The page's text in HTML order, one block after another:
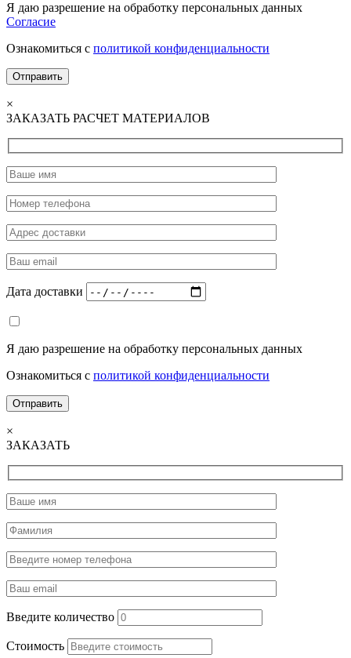
Я даю разрешение на обработку персональных данных
Согласие
Ознакомиться с политикой конфиденциальности
×
ЗАКАЗАТЬ РАСЧЕТ МАТЕРИАЛОВ
Дата доставки
Я даю разрешение на обработку персональных данных
Ознакомиться с политикой конфиденциальности
×
ЗАКАЗАТЬ
Введите количество
Стоимость